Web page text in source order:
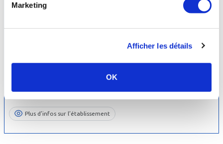
Marketing
Afficher les détails
OK
La Léchère-les-Bains -SAVOIE- Auvergne-Rhône-Alpes
23 mars au 17 octobre 2026 04.79.22.60.30
Plus d’infos sur l’établissement